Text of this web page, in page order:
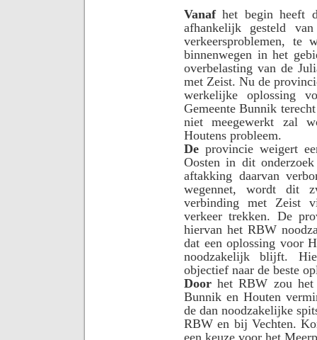
Vanafhet begin heeft
afhankelijk gesteld
verkeersproblemen, te
binnenwegen in het
overbelasting van de
met Zeist. Nu de
werkelijke oplossing
Gemeente Bunnik
niet meegewerkt zal
Houtens probleem.
De provincie weigert
Oosten in dit
aftakking daarvan
wegennet, wordt dit
verbinding met Zeist
verkeer trekken. De
hiervan het RBW
dat een oplossing voor
noodzakelijk blijft.
objectief naar de beste
Door het RBW zou het
Bunnik en Houten
de dan noodzakelijke
RBW en bij Vechten.